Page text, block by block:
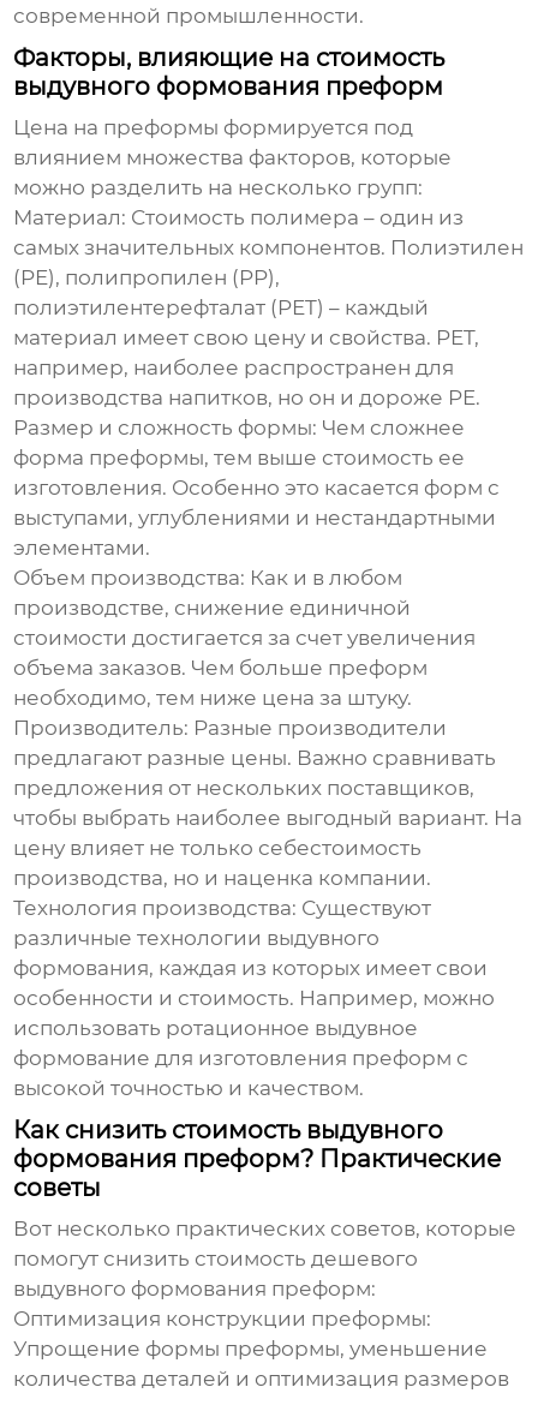
современной промышленности.
Факторы, влияющие на стоимость
выдувного формования преформ
Цена на преформы формируется под
влиянием множества факторов, которые
можно разделить на несколько групп:
Материал: Стоимость полимера – один из
самых значительных компонентов. Полиэтилен
(PE), полипропилен (PP),
полиэтилентерефталат (PET) – каждый
материал имеет свою цену и свойства. PET,
например, наиболее распространен для
производства напитков, но он и дороже PE.
Размер и сложность формы: Чем сложнее
форма преформы, тем выше стоимость ее
изготовления. Особенно это касается форм с
выступами, углублениями и нестандартными
элементами.
Объем производства: Как и в любом
производстве, снижение единичной
стоимости достигается за счет увеличения
объема заказов. Чем больше преформ
необходимо, тем ниже цена за штуку.
Производитель: Разные производители
предлагают разные цены. Важно сравнивать
предложения от нескольких поставщиков,
чтобы выбрать наиболее выгодный вариант. На
цену влияет не только себестоимость
производства, но и наценка компании.
Технология производства: Существуют
различные технологии выдувного
формования, каждая из которых имеет свои
особенности и стоимость. Например, можно
использовать ротационное выдувное
формование для изготовления преформ с
высокой точностью и качеством.
Как снизить стоимость выдувного
формования преформ? Практические
советы
Вот несколько практических советов, которые
помогут снизить стоимостьдешевого
выдувного формования преформ:
Оптимизация конструкции преформы:
Упрощение формы преформы, уменьшение
количества деталей и оптимизация размеров